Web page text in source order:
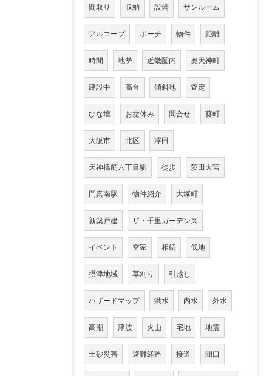
間取り 収納 設備 サンルーム
アルコープ ポーチ 物件 距離
時間 地勢 近畿圏内 奥天神町
建設中 高台 傾斜地 査定
ひな壇 お盆休み 問合せ 葵町
大阪市 北区 浮田
天神橋筋六丁目駅 徒歩 茨田大宮
門真南駅 物件紹介 大塚町
新築戸建 ザ・千里ガーデンズ
イベント 空家 相続 低地
摂津地域 草刈り 引越し
ハザードマップ 洪水 内水 外水
高潮 津波 火山 宅地 地震
土砂災害 避難経路 接道 間口